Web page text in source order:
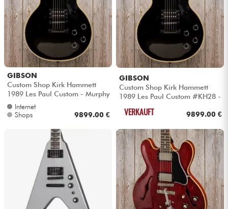
Blasinstrumente
Violinen & Quartett
Kinder
Kabel & Zubehöre
Bundle
Sehen Sie sich unsere Marken an
GIBSON
Custom Shop Kirk Hammett
1989 Les Paul Custom - Murphy
lab aged ebony
Internet
Shops
9899.00 €
GIBSON
Custom Shop Kirk Hammett
1989 Les Paul Custom #KH28 -
VERKAUFT 9899.00 €